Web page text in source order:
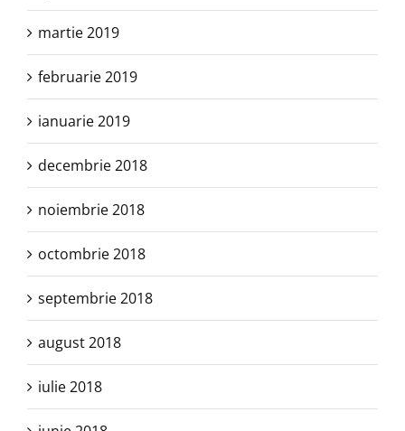
martie 2019
februarie 2019
ianuarie 2019
decembrie 2018
noiembrie 2018
octombrie 2018
septembrie 2018
august 2018
iulie 2018